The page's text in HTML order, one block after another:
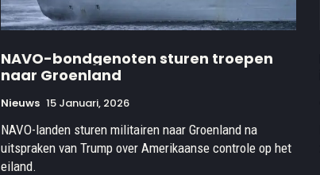
NAVO-bondgenoten sturen troepen
naar Groenland
Nieuws 15 Januari, 2026
NAVO-landen sturen militairen naar Groenland na
uitspraken van Trump over Amerikaanse controle op het
eiland.